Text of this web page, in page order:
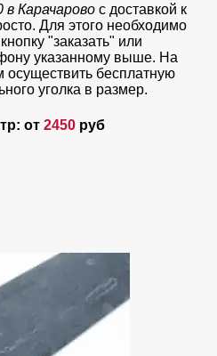
в Карачаровос доставкой к
Для этого необходимо
"заказать" или
указанному выше. На
бесплатную
уголка в размер.
от2450 руб